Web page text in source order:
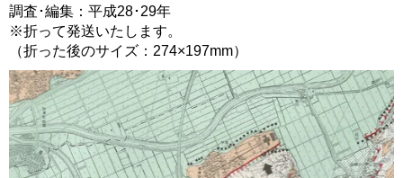
調査･編集：平成28･29年
※折って発送いたします。
（折った後のサイズ：274×197mm）